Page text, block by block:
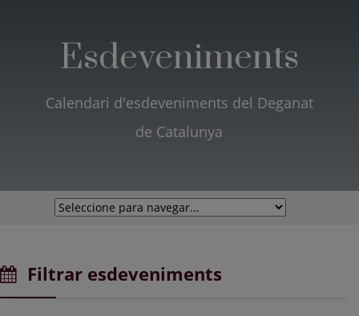
Esdeveniments
Calendari d'esdeveniments del Deganat
de Catalunya
Filtrar esdeveniments